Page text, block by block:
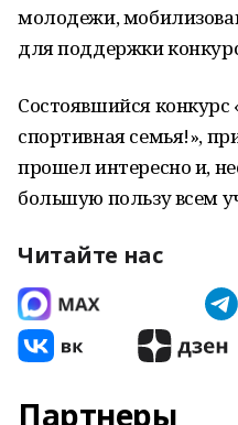
молодежи,
для поддержки
Состоявшийся конкурс
спортивная семья!»,
прошел интересно и,
большую пользу всем
Читайте нас
Партнеры